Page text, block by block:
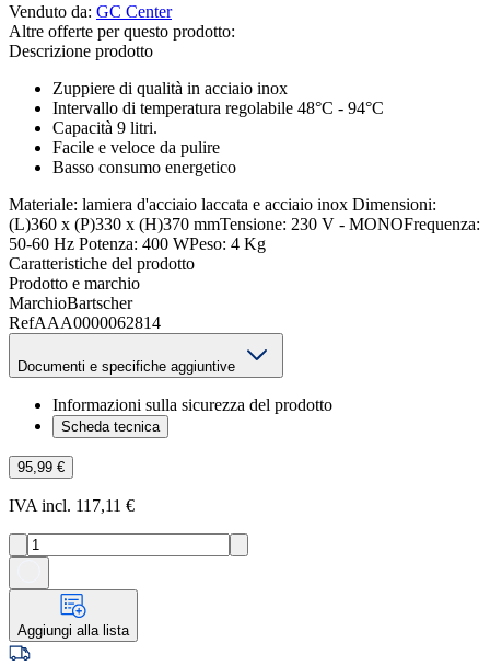
Venduto da: GC Center
Altre offerte per questo prodotto:
Descrizione prodotto
Zuppiere di qualità in acciaio inox
Intervallo di temperatura regolabile 48°C - 94°C
Capacità 9 litri.
Facile e veloce da pulire
Basso consumo energetico
Materiale: lamiera d'acciaio laccata e acciaio inox Dimensioni:
(L)360 x (P)330 x (H)370 mmTensione: 230 V - MONOFrequenza:
50-60 Hz Potenza: 400 WPeso: 4 Kg
Caratteristiche del prodotto
Prodotto e marchio
MarchioBartscher
RefAAA0000062814
Documenti e specifiche aggiuntive
Informazioni sulla sicurezza del prodotto
Scheda tecnica
95,99 €
IVA incl. 117,11 €
Aggiungi alla lista